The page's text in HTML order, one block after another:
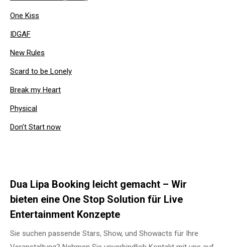
One Kiss
IDGAF
New Rules
Scard to be Lonely
Break my Heart
Physical
Don’t Start now
Dua Lipa Booking leicht gemacht – Wir
bieten eine One Stop Solution für Live
Entertainment Konzepte
Sie suchen passende Stars, Show, und Showacts für Ihre